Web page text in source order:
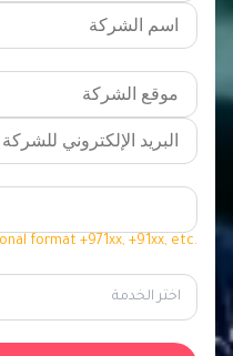
format +971xx, +91xx, etc.
اختر الخدمة